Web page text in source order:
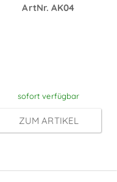
ArtNr. AK04
sofort verfügbar
ZUM ARTIKEL